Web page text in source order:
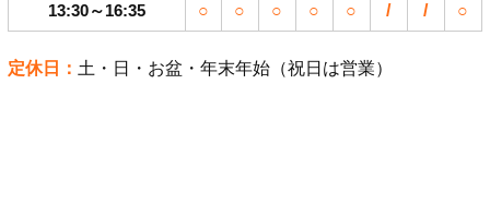
13:30～16:35 ○ ○ ○ ○ ○ / / ○
定休日： 土・日・お盆・年末年始（祝日は営業）